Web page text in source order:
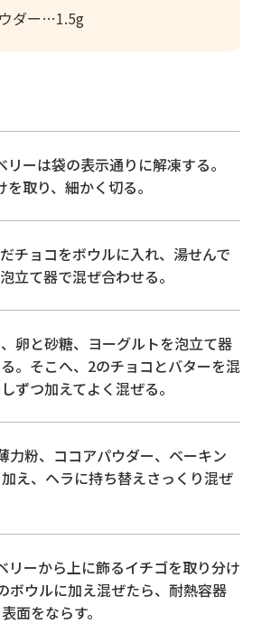
ダー
1.5g
ーは袋の表示通りに解凍する。
取り、細かく切る。
チョコをボウルに入れ、湯せんで
立て器で混ぜ合わせる。
卵と砂糖、ヨーグルトを泡立て器
。そこへ、2のチョコとバターを混
ずつ加えてよく混ぜる。
力粉、ココアパウダー、ベーキン
え、ヘラに持ち替えさっくり混ぜ
リーから上に飾るイチゴを取り分け
ボウルに加え混ぜたら、耐熱容器
面をならす。